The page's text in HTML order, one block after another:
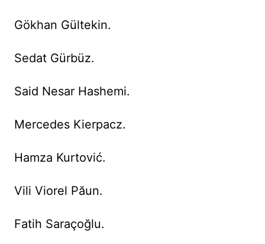
Gökhan Gültekin.
Sedat Gürbüz.
Said Nesar Hashemi.
Mercedes Kierpacz.
Hamza Kurtović.
Vili Viorel Păun.
Fatih Saraçoğlu.